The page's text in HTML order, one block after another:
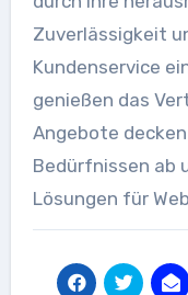
Zuverlässigkeit
Kundenservice
genießen das
Angebote
Bedürfnissen ab
Lösungen für